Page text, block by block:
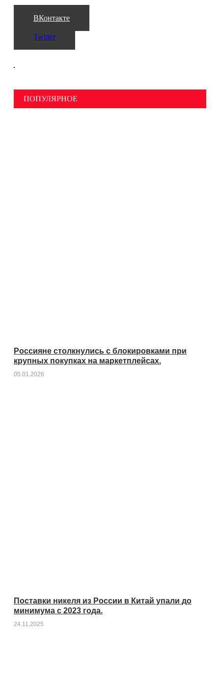
ВКонтакте
Twitter
ПОПУЛЯРНОЕ
Россияне столкнулись с блокировками при
крупных покупках на маркетплейсах.
05.01.2026
Поставки никеля из России в Китай упали до
минимума с 2023 года.
24.11.2025